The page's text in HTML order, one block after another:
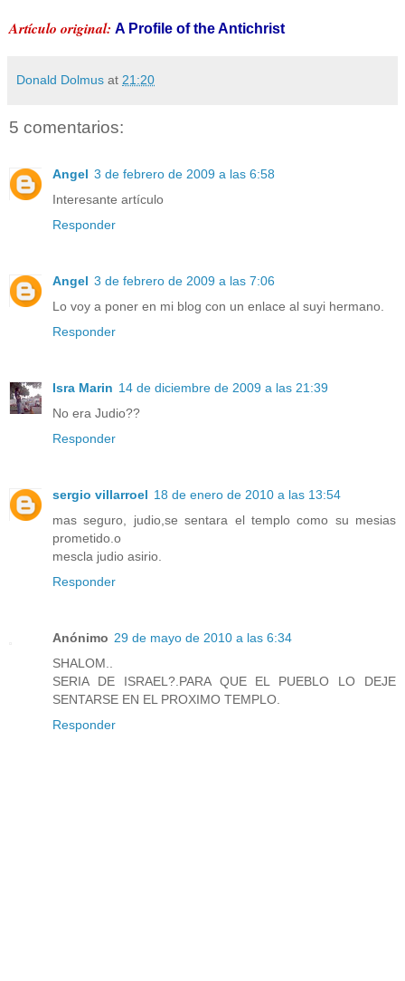
Artículo original: A Profile of the Antichrist
Donald Dolmus at 21:20
5 comentarios:
Angel 3 de febrero de 2009 a las 6:58
Interesante artículo
Responder
Angel 3 de febrero de 2009 a las 7:06
Lo voy a poner en mi blog con un enlace al suyi hermano.
Responder
Isra Marin 14 de diciembre de 2009 a las 21:39
No era Judio??
Responder
sergio villarroel 18 de enero de 2010 a las 13:54
mas seguro, judio,se sentara el templo como su mesias
prometido.o
mescla judio asirio.
Responder
Anónimo 29 de mayo de 2010 a las 6:34
SHALOM..
SERIA DE ISRAEL?.PARA QUE EL PUEBLO LO DEJE
SENTARSE EN EL PROXIMO TEMPLO.
Responder